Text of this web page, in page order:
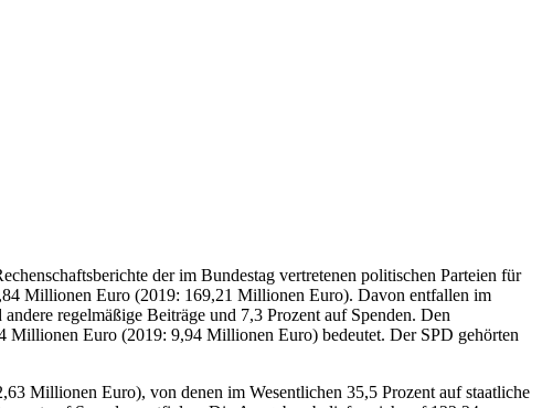
der im Bundestag vertretenen politischen Parteien für
Millionen Euro (2019: 169,21 Millionen Euro). Davon entfallen im
regelmäßige Beiträge und 7,3 Prozent auf Spenden. Den
Millionen Euro (2019: 9,94 Millionen Euro) bedeutet. Der SPD gehörten
Millionen Euro), von denen im Wesentlichen 35,5 Prozent auf staatliche